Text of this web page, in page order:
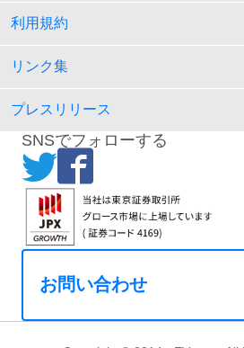
利用規約
リンク集
プレスリリース
SNSでフォローする
お問い合わせ